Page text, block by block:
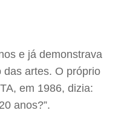
e já demonstrava
das artes. O próprio
em 1986, dizia:
anos?”.